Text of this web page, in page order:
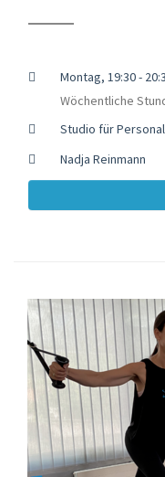
Montag, 19:30 -
Wöchentliche
Studio für
Nadja Reinmann